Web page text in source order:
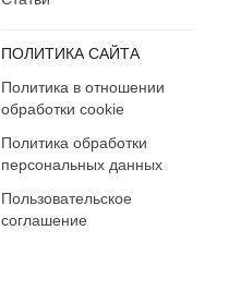
ПОЛИТИКА САЙТА
Политика в отношении
обработки cookie
Политика обработки
персональных данных
Пользовательское
соглашение